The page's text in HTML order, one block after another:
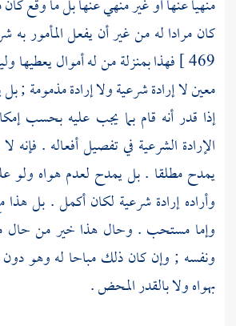
منهيا عنها أو غير منهي عنها بل ما وقع كان
كان مرادا له من غير أن يفعل المأمور
469 ] فهذا بمنزلة من له أموال يعطيها
معين لا إرادة شرعية ولا إرادة مذمومة ;
إذا قدر أنه قام بما يجب عليه بحسب
الإرادة الشرعية في تفصيل أفعاله . فإنه
يمدح مطلقا . بل يمدح لعدم هواه ولو
وأراده إرادة شرعية لكان أكمل . بل
وإما مستحب . وحال هذا خير من حال
ونفسه ; وإن كان ذلك مباحا له وهو دون
بهواه ولا بالقدر المحض .